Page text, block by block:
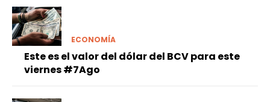
ECONOMÍA
Este es el valor del dólar del BCV para este
viernes #7Ago